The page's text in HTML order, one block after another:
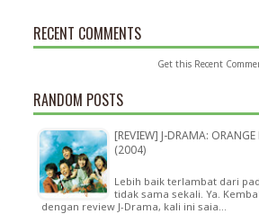
RECENT COMMENTS
Get this Recent
RANDOM POSTS
[REVIEW] J-DRAMA: ORANGE
(2004)
Lebih baik terlambat dari
tidak sama sekali. Ya.
dengan review J-Drama, kali ini saia…